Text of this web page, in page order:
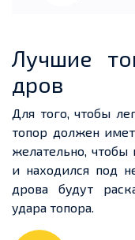
Лучшие
дров
Для того, чтобы
топор должен
желательно,
и находился под
дрова будут
удара топора.